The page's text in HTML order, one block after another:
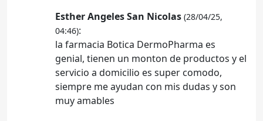
Esther Angeles San Nicolas (28/04/25,
04:46):
la farmacia Botica DermoPharma es
genial, tienen un monton de productos y el
servicio a domicilio es super comodo,
siempre me ayudan con mis dudas y son
muy amables